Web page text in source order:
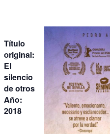
Título
original:
El
silencio
de otros
Año:
2018